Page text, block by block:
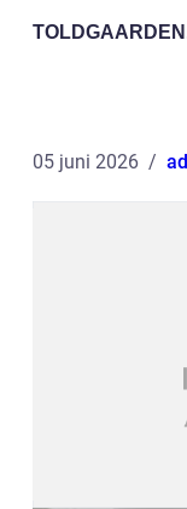
05 juni 2026